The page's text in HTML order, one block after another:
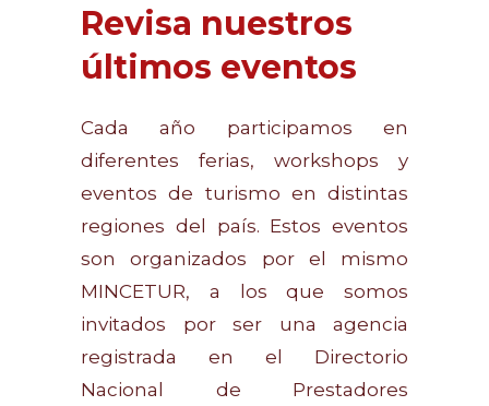
Revisa nuestros
últimos eventos
Cada año participamos en
diferentes ferias, workshops y
eventos de turismo en distintas
regiones del país. Estos eventos
son organizados por el mismo
MINCETUR, a los que somos
invitados por ser una agencia
registrada en el Directorio
Nacional de Prestadores